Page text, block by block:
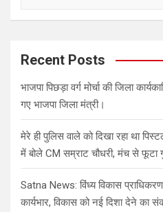
a
c
Recent Posts
भाजपा पिछड़ा वर्ग मोर्चा की जिला
गए भाजपा जिला मंत्री।
मेरे ही पुलिस वाले को दिखा रहा था
में बोले CM सम्राट चौधरी, मंच से फूटा
Satna News: विंध्य विकास
कार्यभार, विकास को नई दिशा देने का